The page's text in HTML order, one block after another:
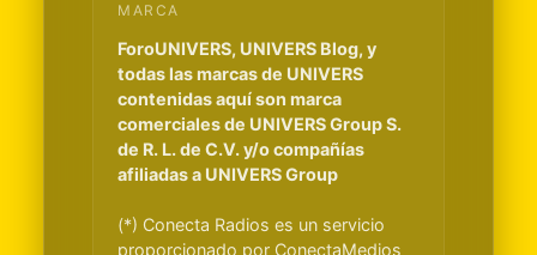
MARCA
ForoUNIVERS, UNIVERS Blog, y
todas las marcas de UNIVERS
contenidas aquí son marca
comerciales de UNIVERS Group S.
de R. L. de C.V. y/o compañías
afiliadas a UNIVERS Group
(*) Conecta Radios es un servicio
proporcionado por ConectaMedios